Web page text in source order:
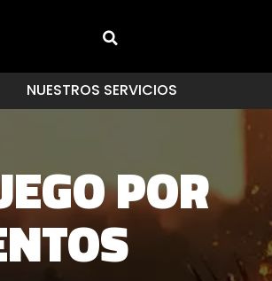
NUESTROS SERVICIOS
POR